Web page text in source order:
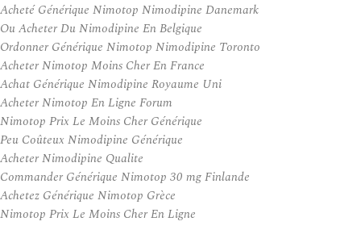
Acheté Générique Nimotop Nimodipine Danemark
Ou Acheter Du Nimodipine En Belgique
Ordonner Générique Nimotop Nimodipine Toronto
Acheter Nimotop Moins Cher En France
Achat Générique Nimodipine Royaume Uni
Acheter Nimotop En Ligne Forum
Nimotop Prix Le Moins Cher Générique
Peu Coûteux Nimodipine Générique
Acheter Nimodipine Qualite
Commander Générique Nimotop 30 mg Finlande
Achetez Générique Nimotop Grèce
Nimotop Prix Le Moins Cher En Ligne